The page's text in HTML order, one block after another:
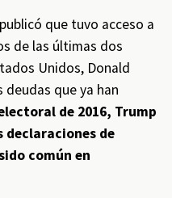
que tuvo acceso a
de las últimas dos
Unidos, Donald
que ya han
de 2016, Trump
declaraciones de
común en